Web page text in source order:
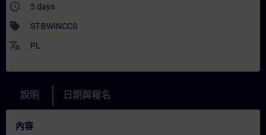
access_time 5 days
sell ST-BWINCCS
translate PL
說明 日期與報名
內容